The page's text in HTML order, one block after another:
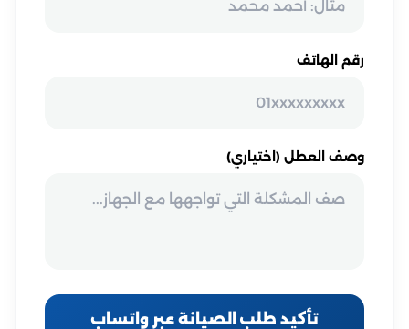
رقم الهاتف
وصف العطل (اختياري)
تأكيد طلب الصيانة عبر واتساب